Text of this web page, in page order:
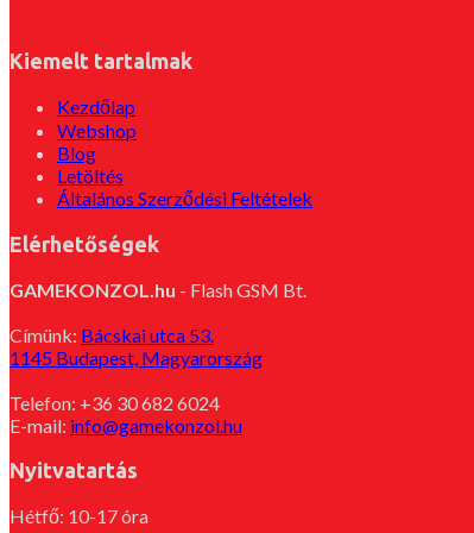
Kiemelt tartalmak
Kezdőlap
Webshop
Blog
Letöltés
Általános Szerződési Feltételek
Elérhetőségek
GAMEKONZOL.hu - Flash GSM Bt.
Címünk: Bácskai utca 53.
1145 Budapest, Magyarország
Telefon: +36 30 682 6024
E-mail: info@gamekonzol.hu
Nyitvatartás
Hétfő: 10-17 óra